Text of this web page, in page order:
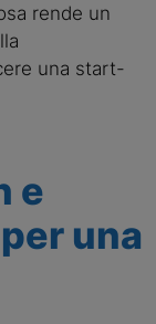
rende un
una start-
e
una